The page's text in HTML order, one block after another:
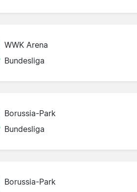
WWK Arena
Bundesliga
Borussia-Park
Bundesliga
Borussia-Park